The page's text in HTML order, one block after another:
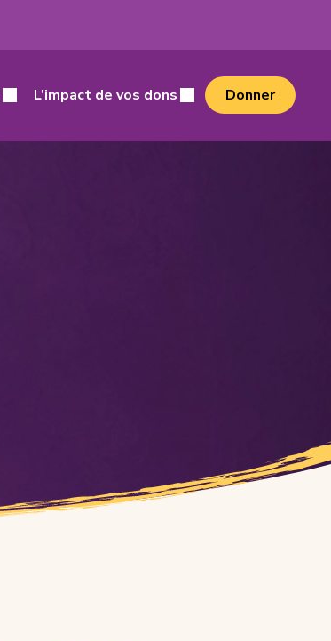
L’impact de vos dons Donner